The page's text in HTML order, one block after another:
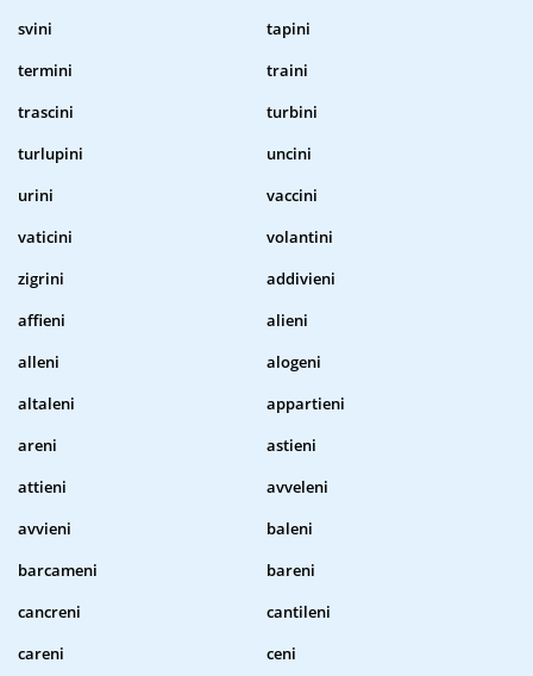
svini
tapini
termini
traini
trascini
turbini
turlupini
uncini
urini
vaccini
vaticini
volantini
zigrini
addivieni
affieni
alieni
alleni
alogeni
altaleni
appartieni
areni
astieni
attieni
avveleni
avvieni
baleni
barcameni
bareni
cancreni
cantileni
careni
ceni